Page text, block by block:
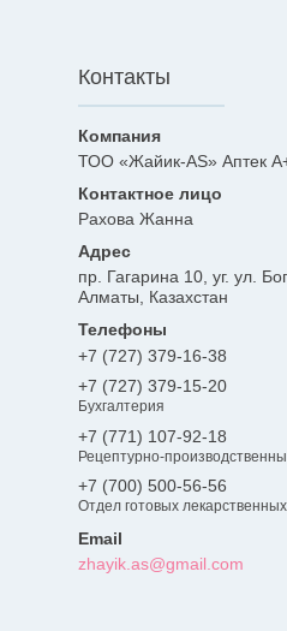
Контакты
ТОО «Жайик-AS» Аптек
Рахова Жанна
пр. Гагарина 10, уг. ул.
Алматы, Казахстан
+7 (727) 379-16-38
+7 (727) 379-15-20
Бухгалтерия
+7 (771) 107-92-18
Рецептурно-
+7 (700) 500-56-56
Отдел готовых
zhayik.as@gmail.com